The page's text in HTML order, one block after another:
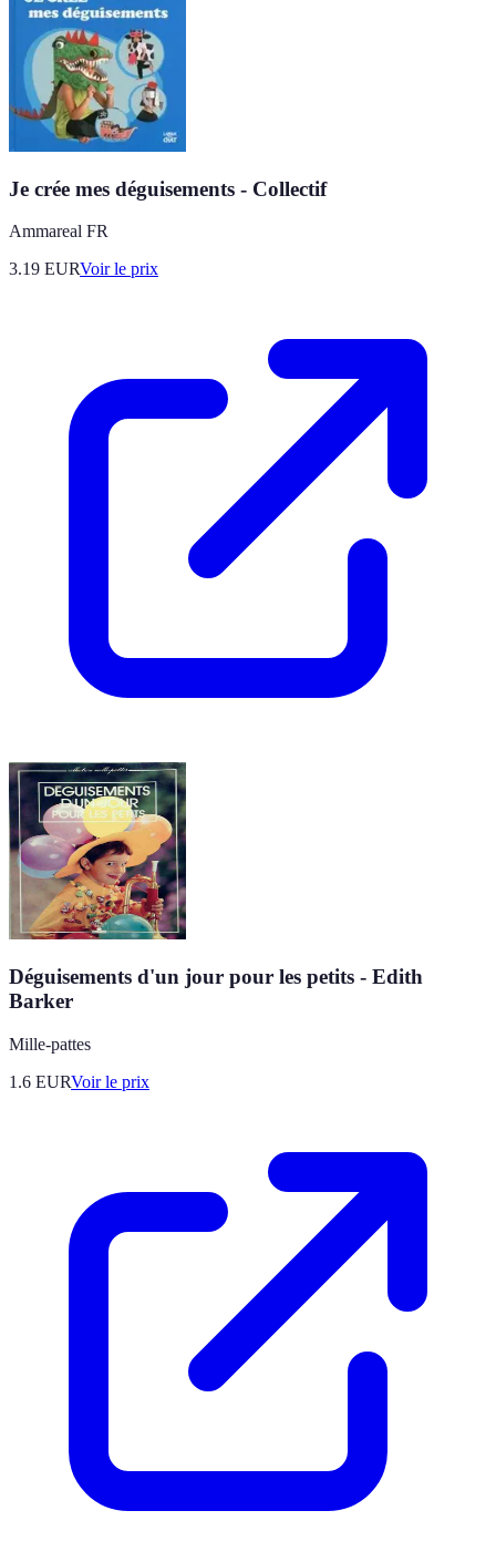
Je crée mes déguisements - Collectif
Ammareal FR
3.19 EURVoir le prix
Déguisements d'un jour pour les petits - Edith
Barker
Mille-pattes
1.6 EURVoir le prix